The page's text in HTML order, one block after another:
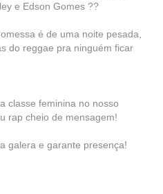
e Edson Gomes ??
é de uma noite pesada,
do reggae pra ninguém ficar
classe feminina no nosso
rap cheio de mensagem!
galera e garante presença!